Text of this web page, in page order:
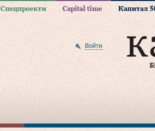
Спецпроекти Capital time Капитал
Войти